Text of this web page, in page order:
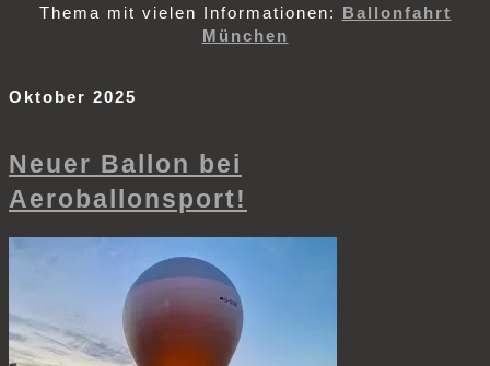
Thema mit vielen Informationen: Ballonfahrt
München
Oktober 2025
Neuer Ballon bei
Aeroballonsport!